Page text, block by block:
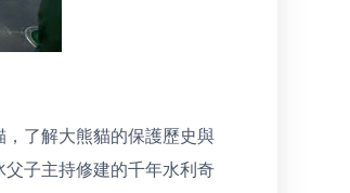
了解大熊貓的保護歷史與
子主持修建的千年水利奇